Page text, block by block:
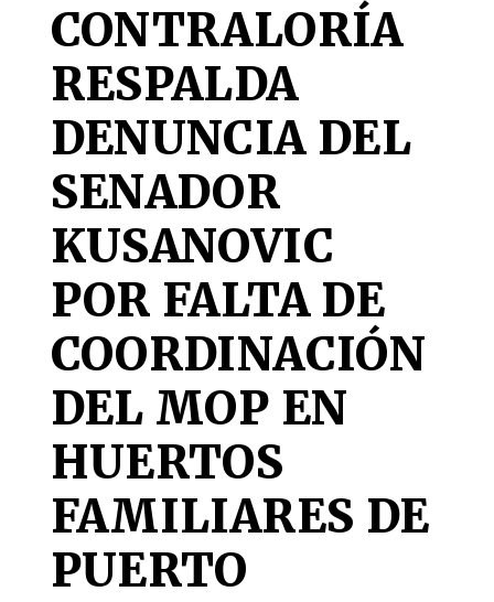
CONTRALORÍA
RESPALDA
DENUNCIA DEL
SENADOR
KUSANOVIC
POR FALTA DE
COORDINACIÓN
DEL MOP EN
HUERTOS
FAMILIARES DE
PUERTO